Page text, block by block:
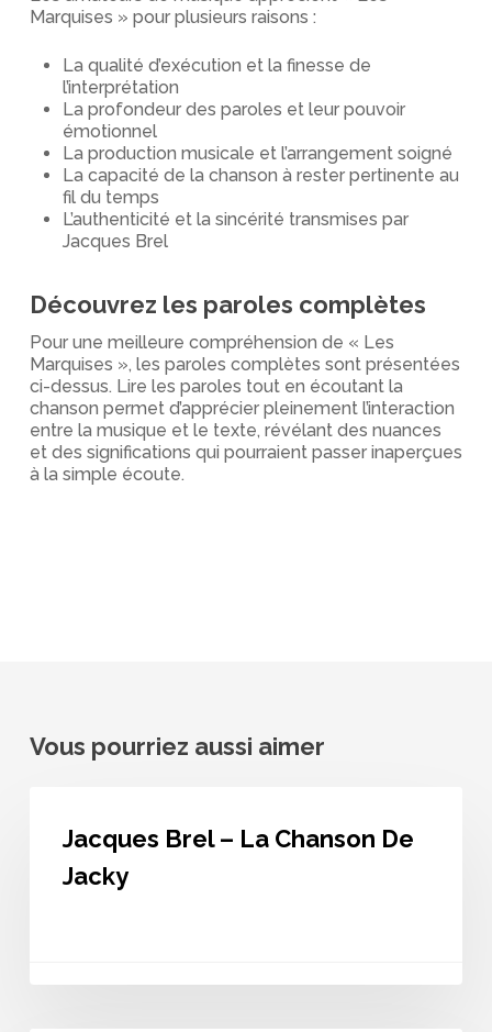
Marquises » pour plusieurs raisons :
La qualité d’exécution et la finesse de
l’interprétation
La profondeur des paroles et leur pouvoir
émotionnel
La production musicale et l’arrangement soigné
La capacité de la chanson à rester pertinente au
fil du temps
L’authenticité et la sincérité transmises par
Jacques Brel
Découvrez les paroles complètes
Pour une meilleure compréhension de « Les
Marquises », les paroles complètes sont présentées
ci-dessus. Lire les paroles tout en écoutant la
chanson permet d’apprécier pleinement l’interaction
entre la musique et le texte, révélant des nuances
et des significations qui pourraient passer inaperçues
à la simple écoute.
Vous pourriez aussi aimer
Chanson
Jacques Brel – La Chanson De
Jacky